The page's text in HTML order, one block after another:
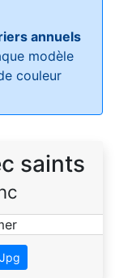
annuels
modèle
couleur
saints
Jpg